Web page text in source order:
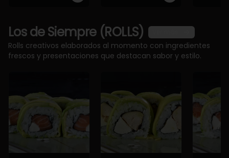
Los de Siempre (ROLLS)
Rolls creativos elaborados al momento con ingredientes
frescos y presentaciones que destacan sabor y estilo.